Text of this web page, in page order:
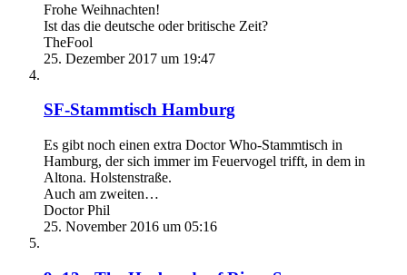
Frohe Weihnachten!
Ist das die deutsche oder britische Zeit?
TheFool
25. Dezember 2017 um 19:47
SF-Stammtisch Hamburg
Es gibt noch einen extra Doctor Who-Stammtisch in
Hamburg, der sich immer im Feuervogel trifft, in dem in
Altona. Holstenstraße.
Auch am zweiten…
Doctor Phil
25. November 2016 um 05:16